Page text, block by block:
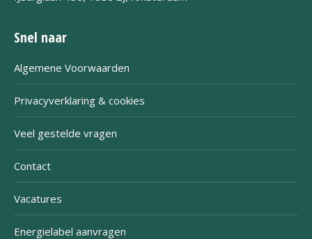
Snel naar
Algemene Voorwaarden
Privacyverklaring & cookies
Veel gestelde vragen
Contact
Vacatures
Energielabel aanvragen